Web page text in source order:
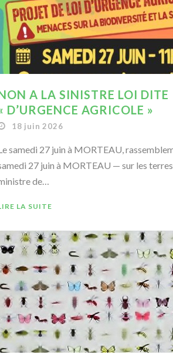
A LA SINISTRE LOI DITE
D’URGENCE AGRICOLE »
18 juin 2026
samedi 27 juin à MORTEAU,
27 juin à MORTEAU — sur les
de…
LA SUITE